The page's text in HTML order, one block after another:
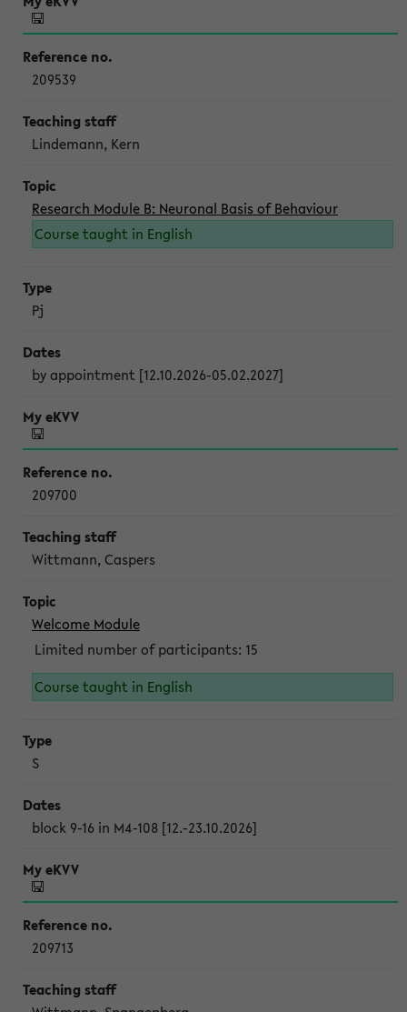
209539
Lindemann, Kern
Research Module B: Neuronal Basis of Behaviour
Course taught in English
Pj
by appointment [12.10.2026-05.02.2027]
209700
Wittmann, Caspers
Welcome Module
Limited number of participants: 15
Course taught in English
S
block 9-16 in M4-108 [12.-23.10.2026]
209713